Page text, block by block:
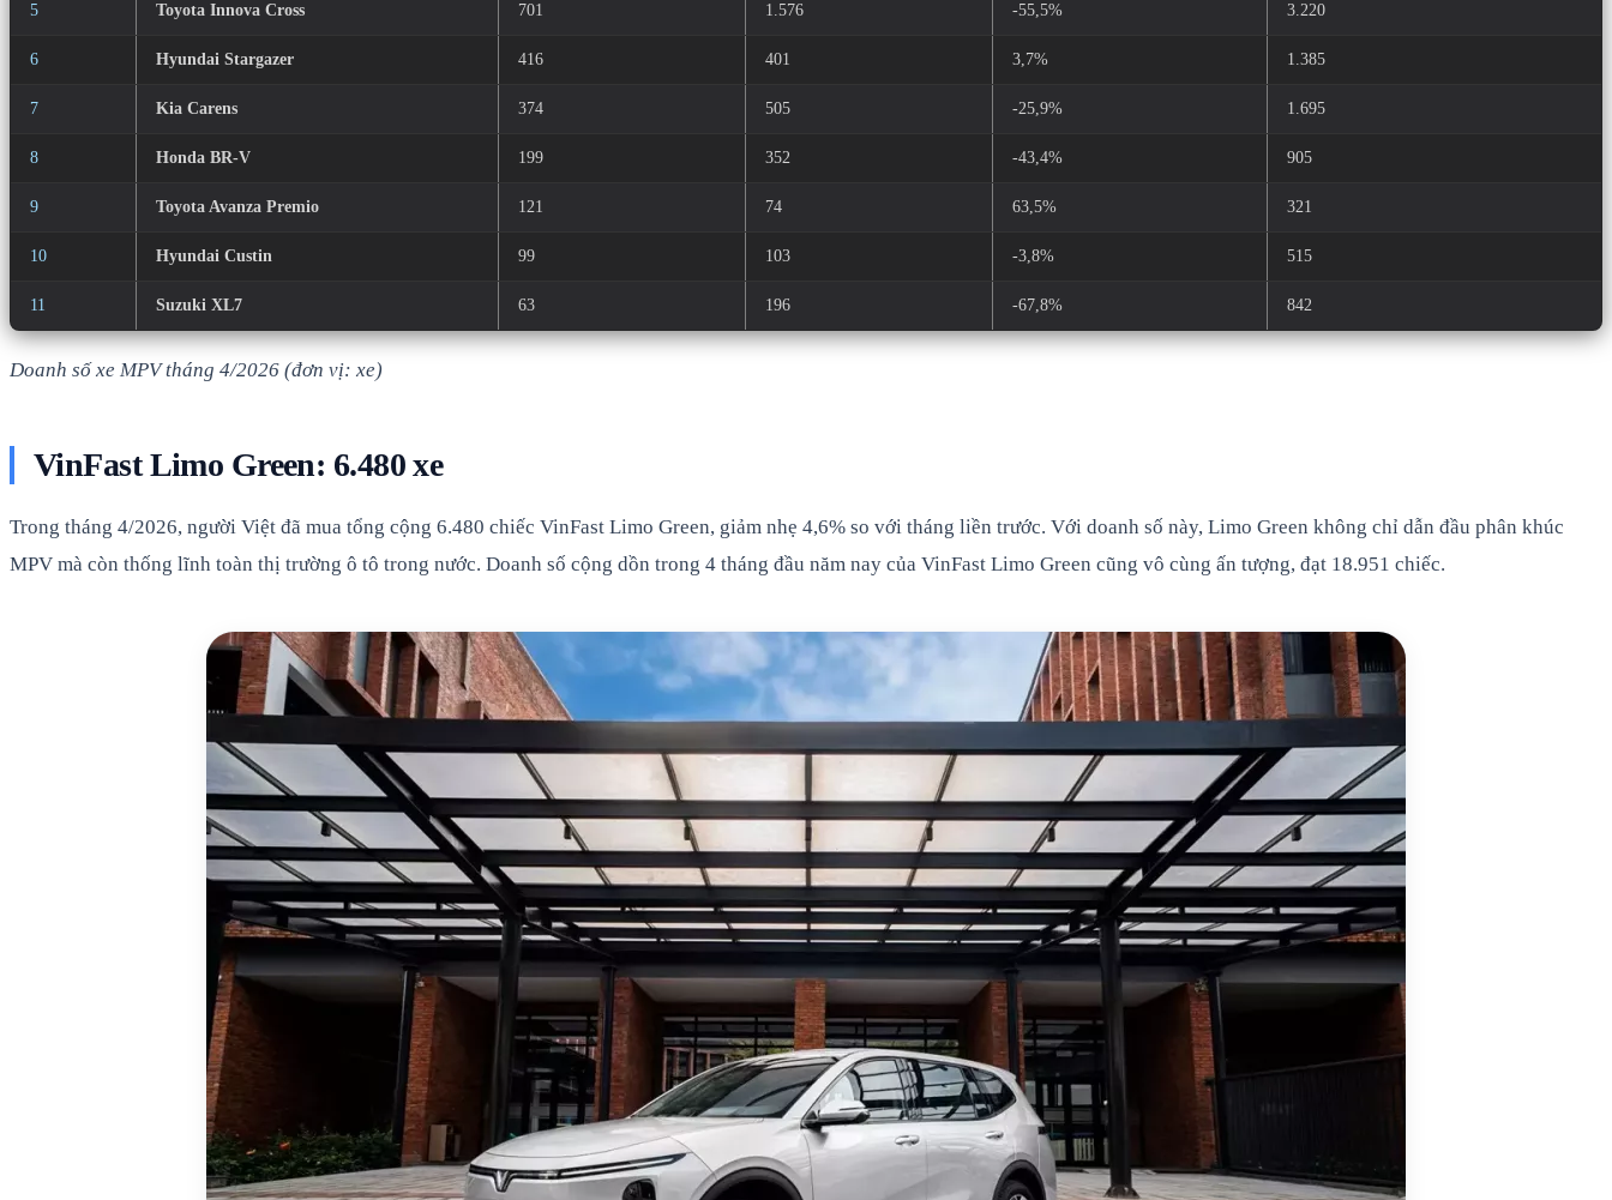
5 Toyota Innova Cross 701 1.576 -55,5% 3.220
6 Hyundai Stargazer 416 401 3,7% 1.385
7 Kia Carens 374 505 -25,9% 1.695
8 Honda BR-V 199 352 -43,4% 905
9 Toyota Avanza Premio 121 74 63,5% 321
10 Hyundai Custin 99 103 -3,8% 515
11 Suzuki XL7 63 196 -67,8% 842
Doanh số xe MPV tháng 4/2026 (đơn vị: xe)
VinFast Limo Green: 6.480 xe
Trong tháng 4/2026, người Việt đã mua tổng cộng 6.480 chiếc VinFast Limo Green, giảm nhẹ 4,6% so với tháng liền trước. Với doanh số này, Limo Green không chỉ dẫn đầu phân khúc
MPV mà còn thống lĩnh toàn thị trường ô tô trong nước. Doanh số cộng dồn trong 4 tháng đầu năm nay của VinFast Limo Green cũng vô cùng ấn tượng, đạt 18.951 chiếc.